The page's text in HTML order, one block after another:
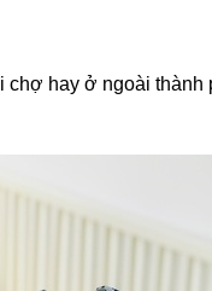
chợ hay ở ngoài